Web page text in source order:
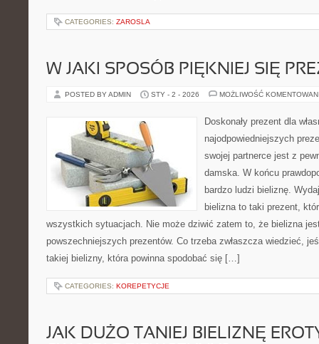
CATEGORIES: ZAROSLA
W JAKI SPOSÓB PIĘKNIEJ SIĘ
POSTED BY ADMIN STY - 2 - 2026 MOŻLIWOŚĆ
Doskonały prezent dla
najodpowiedniejszych
swojej partnerce jest z
damska. W końcu
bardzo ludzi bieliznę.
bielizna to taki prezent,
wszystkich sytuacjach. Nie może dziwić zatem to, że bielizna
powszechniejszych prezentów. Co trzeba zwłaszcza wiedzieć,
takiej bielizny, która powinna spodobać się […]
CATEGORIES: KOREPETYCJE
JAK DUŻO TANIEJ BIELIZNĘ